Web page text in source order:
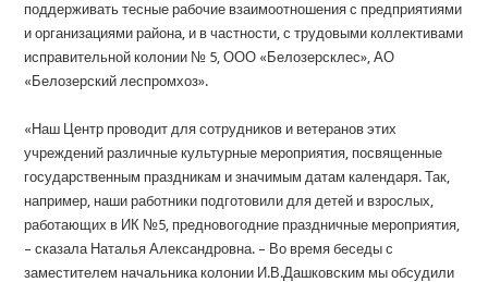
поддерживать тесные рабочие взаимоотношения с предприятиями
и организациями района, и в частности, с трудовыми коллективами
исправительной колонии № 5, ООО «Белозерсклес», АО
«Белозерский леспромхоз».
«Наш Центр проводит для сотрудников и ветеранов этих
учреждений различные культурные мероприятия, посвященные
государственным праздникам и значимым датам календаря. Так,
например, наши работники подготовили для детей и взрослых,
работающих в ИК №5, предновогодние праздничные мероприятия,
– сказала Наталья Александровна. – Во время беседы с
заместителем начальника колонии И.В.Дашковским мы обсудили